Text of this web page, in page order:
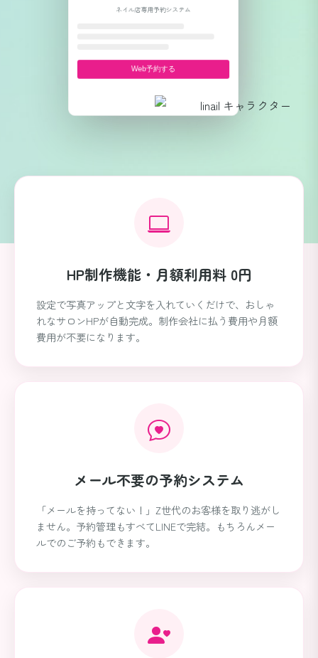
ネイル店専用予約システム
Web予約する
HP制作機能・ 月額利用料 0円
設定で写真アップと文字を入れていくだけで、おしゃ
れなサロンHPが自動完成。制作会社に払う費用や月額
費用が不要になります。
メール不要の予約システム
「メールを持ってない！」Z世代のお客様を取り逃がし
ません。予約管理もすべてLINEで完結。もちろんメー
ルでのご予約もできます。